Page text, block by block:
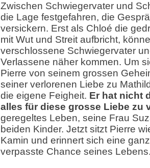
Zwischen Schwiegervater und
die Lage festgefahren, die
versickern. Erst als Chloé die
mit Wut und Streit aufbricht,
verschlossene Schwiegervater
Verlassene näher kommen. Um
Pierre von seinem grossen
seiner verlorenen Liebe zu
die eigene Feigheit. Er hat nicht
alles für diese grosse Liebe zu
geregeltes Leben, seine Frau
beiden Kinder. Jetzt sitzt Pierre
Kamin und erinnert sich eine
verpasste Chance seines